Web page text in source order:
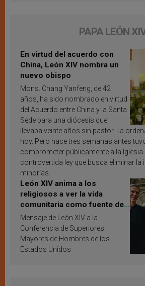
PAPA LEÓN
En virtud del acuerdo con
China, León XIV nombra un
nuevo obispo
Mons. Chang Yanfeng, de 42
años, ha sido nombrado en virtud
del Acuerdo entre China y la Santa
Sede para una diócesis que
llevaba veinte años sin pastor. La
hoy. Pero hace tres semanas antes
comprometer públicamente a la
controvertida ley que busca eliminar la
minorías.
León XIV anima a los
religiosos a ver la vida
comunitaria como fuente de
inspiración y santificación
Mensaje de León XIV a la
Conferencia de Superiores
Mayores de Hombres de los
Estados Unidos